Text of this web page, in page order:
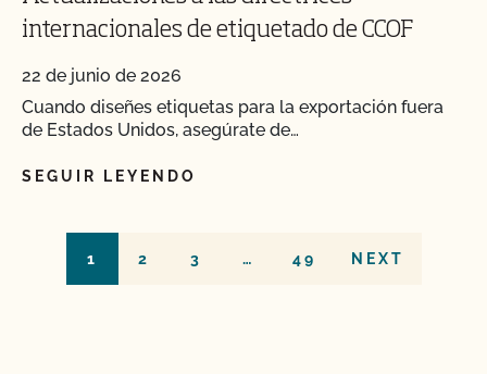
internacionales de etiquetado de CCOF
22 de junio de 2026
Cuando diseñes etiquetas para la exportación fuera
de Estados Unidos, asegúrate de…
SEGUIR LEYENDO
1 2 3 … 49 NEXT